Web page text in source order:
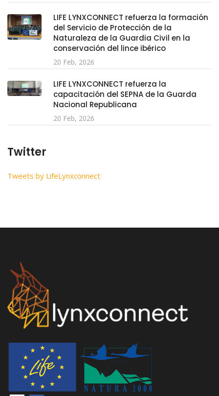
LIFE LYNXCONNECT refuerza la formación
del Servicio de Protección de la
Naturaleza de la Guardia Civil en la
conservación del lince ibérico
20 Feb, 2026
LIFE LYNXCONNECT refuerza la
capacitación del SEPNA de la Guarda
Nacional Republicana
20 Feb, 2026
Twitter
Tweets by LifeLynxconnect